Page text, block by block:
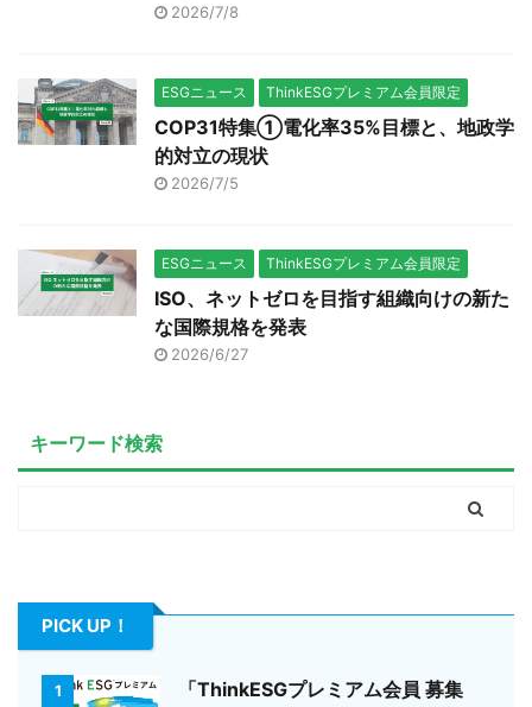
2026/7/8
ESGニュース ThinkESGプレミアム会員限定
COP31特集①電化率35%目標と、地政学
的対立の現状
2026/7/5
ESGニュース ThinkESGプレミアム会員限定
ISO、ネットゼロを目指す組織向けの新た
な国際規格を発表
2026/6/27
キーワード検索
PICK UP！
1 「ThinkESGプレミアム会員 募集